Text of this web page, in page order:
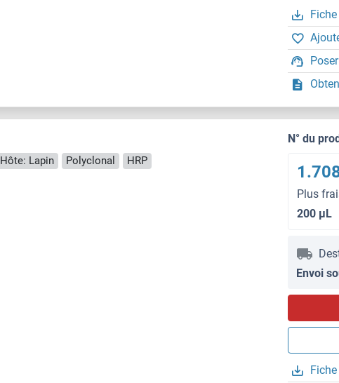
Hôte: Lapin Polyclonal HRP
N° du
Plus
200 μL
Envoi